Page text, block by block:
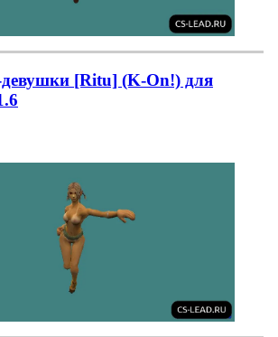
[Ritu] (K-On!) для